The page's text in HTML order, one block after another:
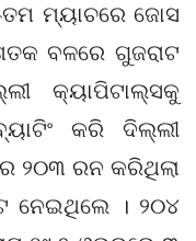
ମ୍ୟାଚରେ ଜୋସ
ବଳରେ ଗୁଜରାଟ
କ୍ୟାପିଟାଲ୍ସକୁ
କରି ଦିଲ୍ଲୀ
୨୦୩ ରନ କରିଥିଲା
ନେଇଥିଲେ । ୨୦୪